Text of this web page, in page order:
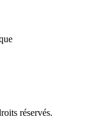
réservés.